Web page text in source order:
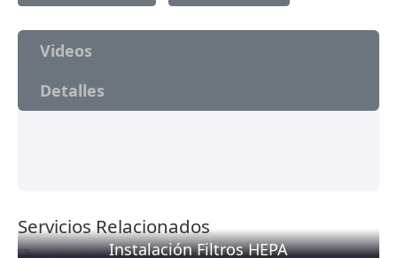
Videos
Detalles
Servicios Relacionados
Instalación Filtros HEPA